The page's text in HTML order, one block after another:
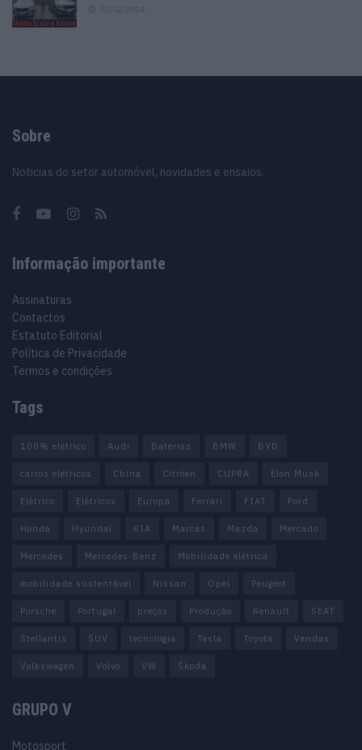
Sobre
Noticias do setor automóvel, novidades e ensaios.
Informação importante
Assinaturas
Contactos
Estatuto Editorial
Política de Privacidade
Termos e condições
Tags
100% elétrico Audi Baterias BMW BYD
carros elétricos China Citröen CUPRA Elon Musk
Elétrico Elétricos Europa Ferrari FIAT Ford
Honda Hyundai KIA Marcas Mazda Mercado
Mercedes Mercedes-Benz Mobilidade elétrica
mobilidade sustentável Nissan Opel Peugeot
Porsche Portugal preços Produção Renault SEAT
Stellantis SUV tecnologia Tesla Toyota Vendas
Volkswagen Volvo VW Škoda
GRUPO V
Motosport